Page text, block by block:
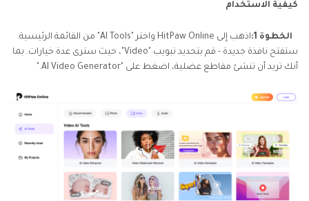
كيفية الاستخدام
الخطوة 1:
اذهب إلى HitPaw Online واختر "AI Tools" من القائمة الرئيسية.
ستفتح نافذة جديدة - قم بتحديد تبويب "Video"، حيث سترى عدة خيارات. بما
أنك تريد أن تنشئ مقاطع عضلية، اضغط على "AI Video Generator."